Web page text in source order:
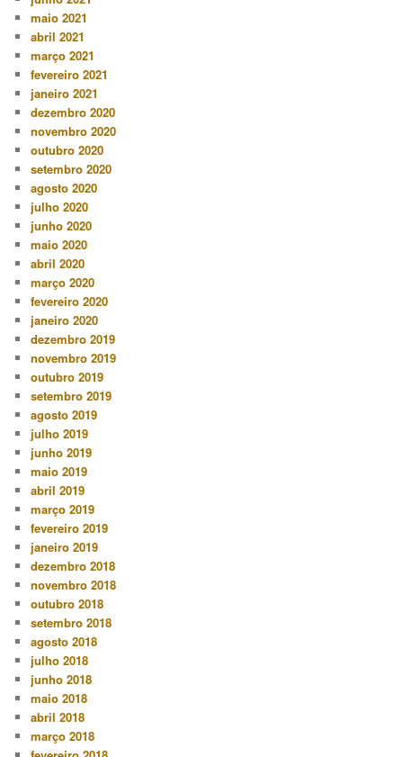
maio 2021
abril 2021
março 2021
fevereiro 2021
janeiro 2021
dezembro 2020
novembro 2020
outubro 2020
setembro 2020
agosto 2020
julho 2020
junho 2020
maio 2020
abril 2020
março 2020
fevereiro 2020
janeiro 2020
dezembro 2019
novembro 2019
outubro 2019
setembro 2019
agosto 2019
julho 2019
junho 2019
maio 2019
abril 2019
março 2019
fevereiro 2019
janeiro 2019
dezembro 2018
novembro 2018
outubro 2018
setembro 2018
agosto 2018
julho 2018
junho 2018
maio 2018
abril 2018
março 2018